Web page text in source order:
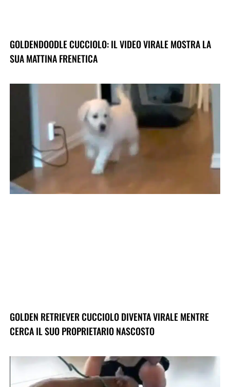
GOLDENDOODLE CUCCIOLO: IL VIDEO VIRALE MOSTRA LA
SUA MATTINA FRENETICA
GOLDEN RETRIEVER CUCCIOLO DIVENTA VIRALE MENTRE
CERCA IL SUO PROPRIETARIO NASCOSTO